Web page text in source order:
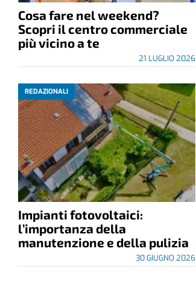
Cosa fare nel weekend?
Scopri il centro commerciale
più vicino a te
21 LUGLIO 2026
REDAZIONALI
Impianti fotovoltaici:
l’importanza della
manutenzione e della pulizia
30 GIUGNO 2026